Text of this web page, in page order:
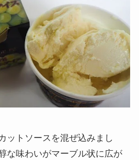
ットソースを混ぜ込みまし
な味わいがマーブル状に広が